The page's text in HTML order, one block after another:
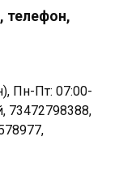
телефон,
Пн-Пт: 07:00-
73472798388,